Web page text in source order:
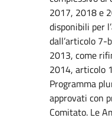
2017, 2018 e
disponibili per
dall’articolo 7-
2013, come
2014, articolo
Programma
approvati con
Comitato. Le